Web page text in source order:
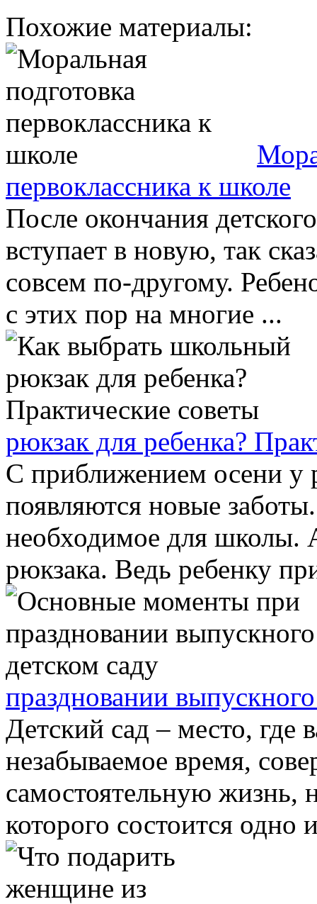
Похожие материалы:
первоклассника к школе
После окончания
вступает в новую, так
совсем по-другому.
с этих пор на многие ...
рюкзак для ребенка?
С приближением осени у
появляются новые
необходимое для школы.
рюкзака. Ведь ребенку
праздновании
Детский сад – место, где
незабываемое время,
самостоятельную жизнь,
которого состоится одно